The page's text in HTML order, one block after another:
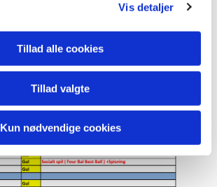
Vis detaljer
Tillad alle cookies
Tillad valgte
Kun nødvendige cookies